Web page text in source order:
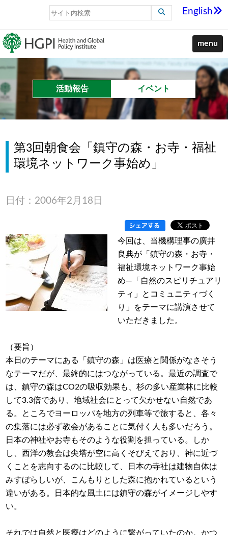
English
menu
活動報告 イベント
第3回朝食会「鎮守の森・お寺・福祉
環境ネットワーク事始め」
日付：2006年2月18日
今回は、当機構理事の廣井
良典が「鎮守の森・お寺・
福祉環境ネットワーク事始
め―「自然のスピリチュアリ
ティ」とコミュニティづく
り」をテーマに講演させて
いただきました。
（要旨）
本日のテーマにある「鎮守の森」は医療と関係がなさそう
なテーマだが、最終的にはつながっている。最近の調査で
は、鎮守の森はCO2の吸収効果も、杉の多い産業林に比較
して3.3倍であり、地域社会にとって欠かせない自然であ
る。ところでヨーロッパを地方の列車等で旅すると、各々
の集落には必ず教会があることに気付く人も多いだろう。
日本の神社やお寺もそのような役割を担っている。しか
し、西洋の教会は尖塔が空に高くそびえており、神に近づ
くことを志向するのに比較して、日本の寺社は建物自体は
みすぼらしいが、こんもりとした森に抱かれているという
違いがある。日本的な風土には鎮守の森がイメージしやす
い。
それでは自然と医療はどのように繋がっていたのか。かつ